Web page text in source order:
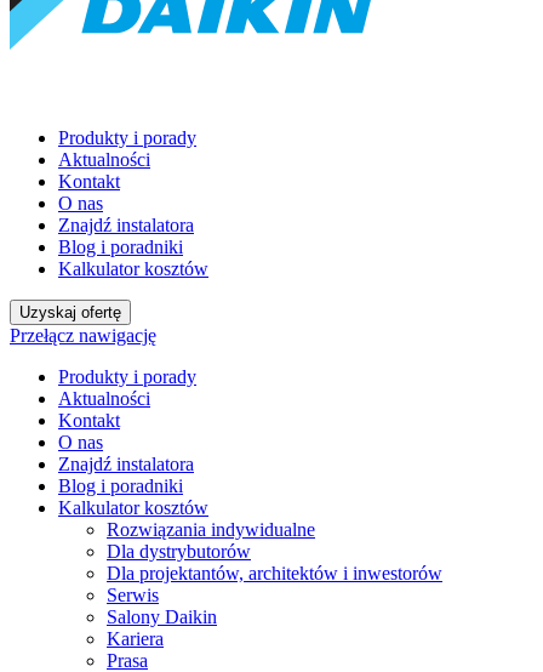
Produkty i porady
Aktualności
Kontakt
O nas
Znajdź instalatora
Blog i poradniki
Kalkulator kosztów
Uzyskaj ofertę
Przełącz nawigację
Produkty i porady
Aktualności
Kontakt
O nas
Znajdź instalatora
Blog i poradniki
Kalkulator kosztów
Rozwiązania indywidualne
Dla dystrybutorów
Dla projektantów, architektów i inwestorów
Serwis
Salony Daikin
Kariera
Prasa